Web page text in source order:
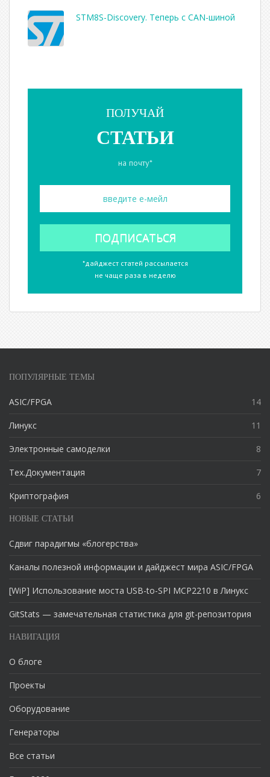
STM8S-Discovery. Теперь с CAN-шиной
ПОЛУЧАЙ
СТАТЬИ
на почту*
*дайджест статей рассылается
не чаще раза в неделю
ПОПУЛЯРНЫЕ ТЕМЫ
ASIC/FPGA 14
Линукс 11
Электронные самоделки 8
Тех.Документация 7
Криптография 6
НОВЫЕ СТАТЬИ
Сдвиг парадигмы «блогерства»
Каналы полезной информации и дайджест мира ASIC/FPGA
[WiP] Использование моста USB-to-SPI MCP2210 в Линукс
GitStats — замечательная статистика для git-репозитория
НАВИГАЦИЯ
О блоге
Проекты
Оборудование
Генераторы
Все статьи